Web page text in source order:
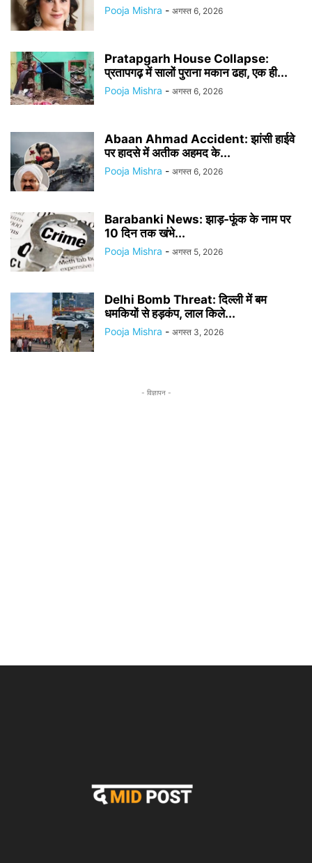
Pooja Mishra - अगस्त 6, 2026
Pratapgarh House Collapse:
प्रतापगढ़ में सालों पुराना मकान ढहा, एक ही...
Pooja Mishra - अगस्त 6, 2026
Abaan Ahmad Accident: झांसी हाईवे
पर हादसे में अतीक अहमद के...
Pooja Mishra - अगस्त 6, 2026
Barabanki News: झाड़-फूंक के नाम पर
10 दिन तक खंभे...
Pooja Mishra - अगस्त 5, 2026
Delhi Bomb Threat: दिल्ली में बम
धमकियों से हड़कंप, लाल किले...
Pooja Mishra - अगस्त 3, 2026
- विज्ञापन -